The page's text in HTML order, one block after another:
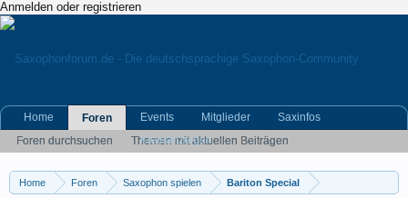
Anmelden oder registrieren
Home Foren Saxophon spielen Bariton Special
Home
Foren
Foren durchsuchen
Themen mit aktuellen Beiträgen
Events Mitglieder
Saxinfos
Kleinanzeigen